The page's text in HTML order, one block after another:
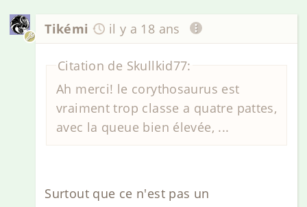
Tikémi il y a 18 ans
Citation de Skullkid77:
Ah merci! le corythosaurus est
vraiment trop classe a quatre pattes,
avec la queue bien élevée, ...
Surtout que ce n'est pas un